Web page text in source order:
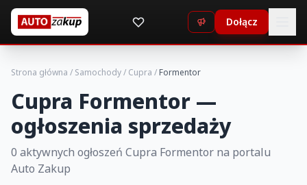
Dołącz
Strona główna / Samochody/ Cupra /Formentor
Cupra Formentor —
ogłoszenia sprzedaży
0 aktywnych ogłoszeń Cupra Formentor na portalu
Auto Zakup